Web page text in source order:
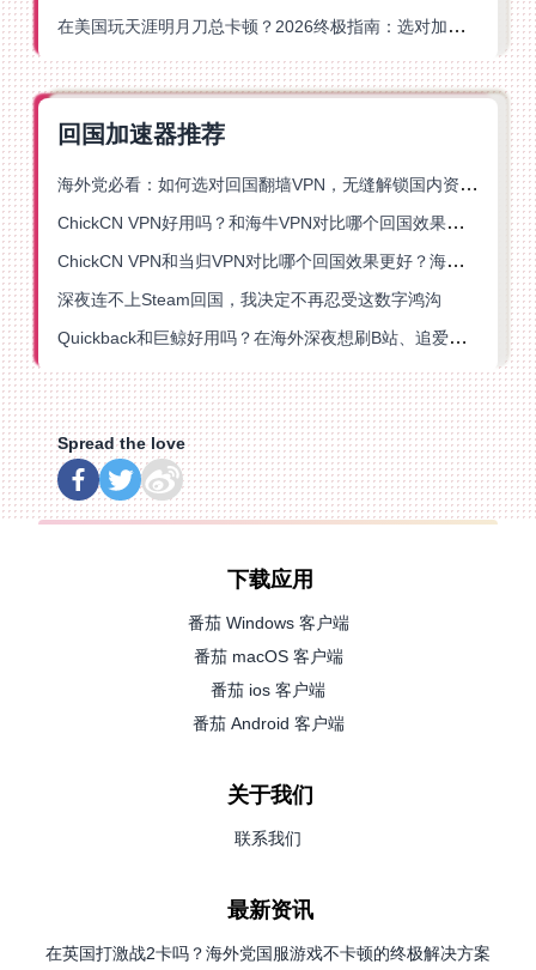
在美国玩天涯明月刀总卡顿？2026终极指南：选对加速器让你丝滑连招
回国加速器推荐
海外党必看：如何选对回国翻墙VPN，无缝解锁国内资源？
ChickCN VPN好用吗？和海牛VPN对比哪个回国效果更好？
ChickCN VPN和当归VPN对比哪个回国效果更好？海外党亲测后选了它
深夜连不上Steam回国，我决定不再忍受这数字鸿沟
Quickback和巨鲸好用吗？在海外深夜想刷B站、追爱奇艺的你，或许正需要这份答案
Spread the love
下载应用
番茄 Windows 客户端
番茄 macOS 客户端
番茄 ios 客户端
番茄 Android 客户端
关于我们
联系我们
最新资讯
在英国打激战2卡吗？海外党国服游戏不卡顿的终极解决方案